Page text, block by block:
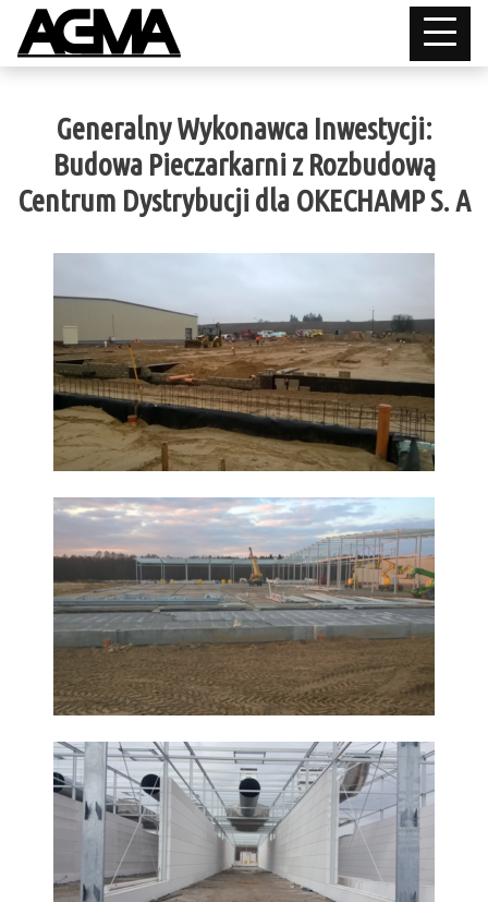
Generalny Wykonawca Inwestycji:
Budowa Pieczarkarni z Rozbudową
Centrum Dystrybucji dla OKECHAMP S. A